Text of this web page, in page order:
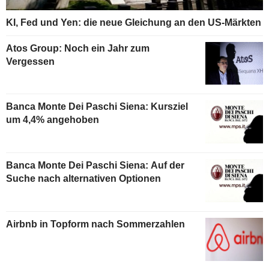
KI, Fed und Yen: die neue Gleichung an den US-Märkten
Atos Group: Noch ein Jahr zum
Vergessen
Banca Monte Dei Paschi Siena: Kursziel
um 4,4% angehoben
Banca Monte Dei Paschi Siena: Auf der
Suche nach alternativen Optionen
Airbnb in Topform nach Sommerzahlen